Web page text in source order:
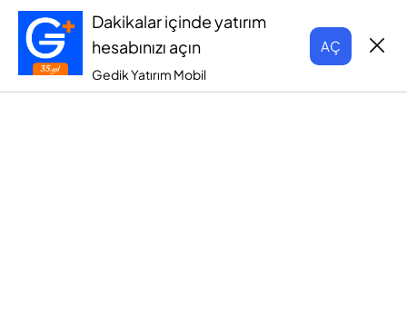
Dakikalar içinde yatırım
hesabınızı açın
Gedik Yatırım Mobil
AÇ